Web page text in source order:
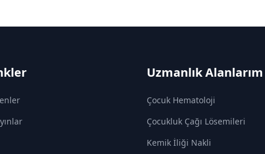
Uzmanlık Alanlarım
Çocuk Hematoloji
Çocukluk Çağı Lösemileri
Kemik İliği Nakli